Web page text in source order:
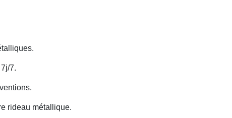
7.
rideau métallique.